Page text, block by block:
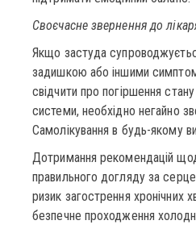
Своєчасне звернення до
Якщо застуда
задишкою або іншими
свідчити про погіршення
системи, необхідно негайно
Самолікування в будь-якому
Дотримання рекомендацій
правильного догляду за
ризик загострення хронічних
безпечне проходження